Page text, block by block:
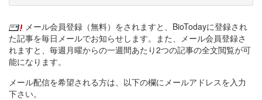
メール会員登録（無料）をされますと、BioTodayに登録され
た記事を毎日メールでお知らせします。また、メール会員登録さ
れますと、毎週月曜からの一週間あたり2つの記事の全文閲覧が可
能になります。
メール配信を希望される方は、以下の欄にメールアドレスを入力
下さい。